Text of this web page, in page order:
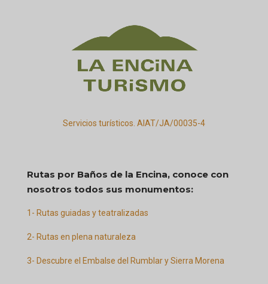
Servicios turísticos. AIAT/JA/00035-4
Rutas por Baños de la Encina, conoce con
nosotros todos sus monumentos:
1- Rutas guiadas y teatralizadas
2- Rutas en plena naturaleza
3- Descubre el Embalse del Rumblar y Sierra Morena